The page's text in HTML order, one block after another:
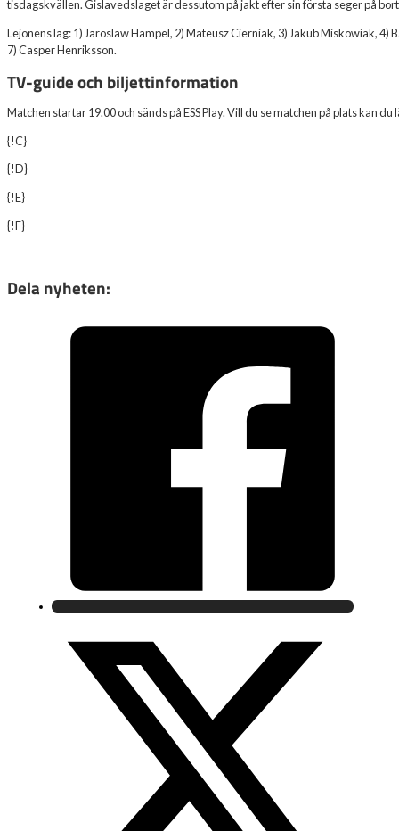
tisdagskvällen. Gislavedslaget är dessutom på jakt efter sin första seger på
Lejonens lag: 1) Jaroslaw Hampel, 2) Mateusz Cierniak, 3) Jakub Miskowiak,
7) Casper Henriksson.
TV-guide och biljettinformation
Matchen startar 19.00 och sänds på ESS Play. Vill du se matchen på plats kan
{!C}
{!D}
{!E}
{!F}
Dela nyheten: